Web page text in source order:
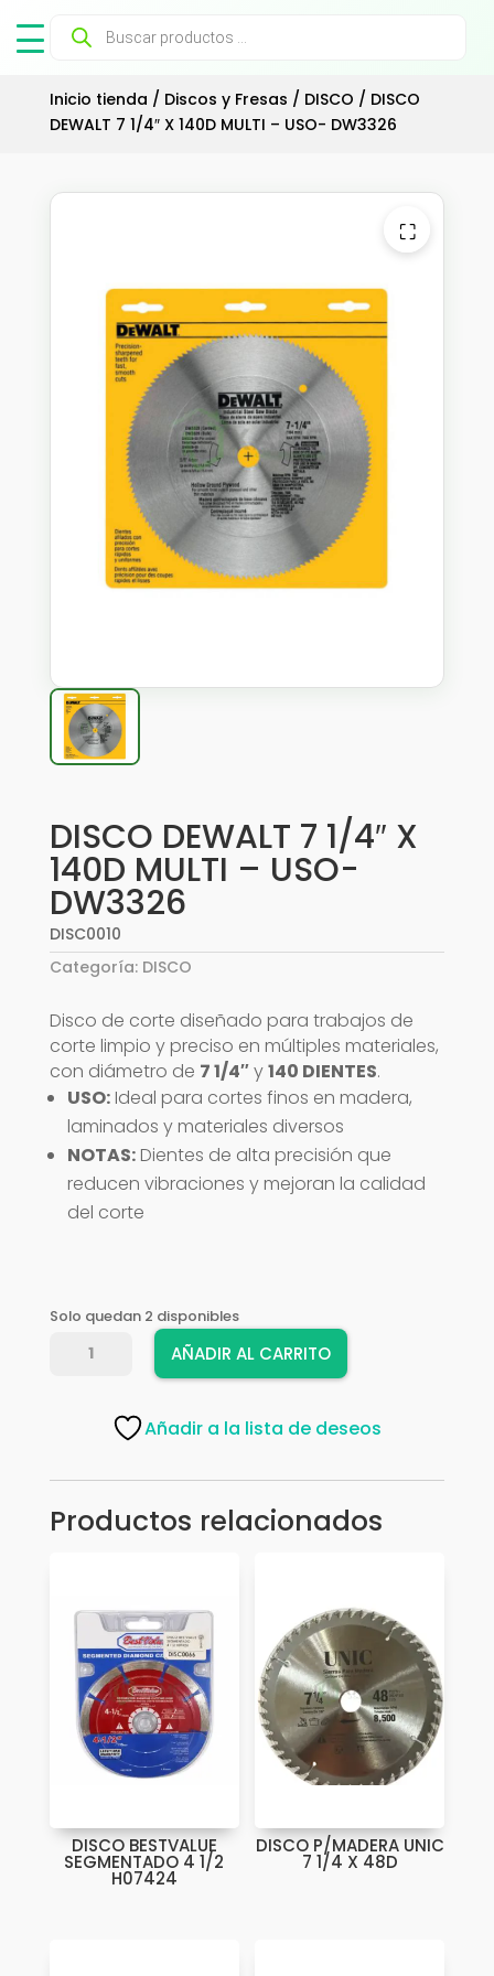
Búsqueda
productos
Inicio tienda / Discos y Fresas / DISCO / DISCO
DEWALT 7 1/4″ X 140D MULTI – USO- DW3326
⛶
DISCO DEWALT 7 1/4″ X
140D MULTI – USO-
DW3326
DISC0010
Categoría: DISCO
Disco de corte diseñado para trabajos de
corte limpio y preciso en múltiples materiales,
con diámetro de 7 1/4″y140 DIENTES.
USO:Ideal para cortes finos en madera,
laminados y materiales diversos
NOTAS:Dientes de alta precisión que
reducen vibraciones y mejoran la calidad
del corte
Solo quedan 2 disponibles
DISCO
-
AÑADIR AL CARRITO
Añadir a la lista de deseos
Productos relacionados
DISCO BESTVALUE
SEGMENTADO 4 1/2
H07424
DISCO P/MADERA UNIC
7 1/4 X 48D